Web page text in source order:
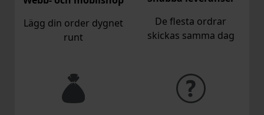
Lägg din order dygnet
runt
De flesta ordrar
skickas samma dag